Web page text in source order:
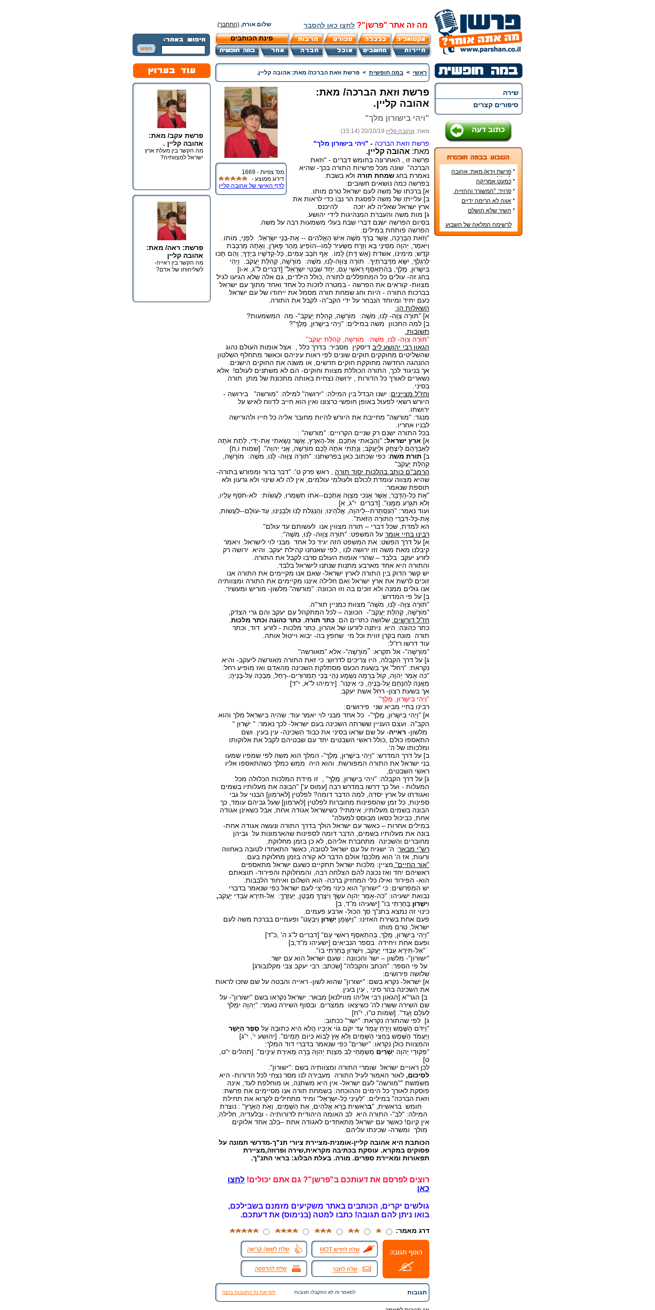
מה זה אתר "פרשן"? לחצו כאן להסבר שלום אורח, (התחבר)
פינת הכותבים
שירה
סיפורים קצרים
* פרשת וירא/ מאת: אהובה
קליין (c)
* כמעט אמריקה
* פרויד: "המשורר וההזייה.
מעשה היצירה בראי
הפסיכואנליזה".
* אווה לא הרימה ידיים
* השיר שלא הושלם
לרשימה המלאה של השבוע
ראשי > במה חופשית > פרשת וזאת הברכה/ מאת: אהובה קליין.
מס' צפיות - 1669
דירוג ממוצע -
לדף האישי של אהובה קליין
פרשת וזאת הברכה/ מאת:
אהובה קליין.
"ויהי בישורון מלך"
מאת: אהובה קליין 20/10/19 (15:14)
פרשת וזאת הברכה - "ויהי בישורון מלך"
מאת: אהובה קליין.
פרשה זו , האחרונה בחומש דברים - "וזאת
הברכה" שונה מכל פרשיות התורה בכך- שהיא
נאמרת בחג שמחת תורה ולא בשבת.
בפרשה כמה נושאים חשובים:
א] ברכתו של משה לעם ישראל טרם מותו.
ב] עלייתו של משה לפסגת הר נבו כדי לראות את
ארץ ישראל שאליה לא יזכה להיכנס.
ג] מות משה והעברת המנהיגות לידי יהושע.
בסיום הפרשה ישנם דברי שבח בעלי משמעות רבה על משה.
הפרשה פותחת במילים:
"וְזֹאת הַבְּרָכָה, אֲשֶׁר בֵּרַךְ מֹשֶׁה אִישׁ הָאֱלֹהִים -- אֶת-בְּנֵי יִשְׂרָאֵל: לִפְנֵי, מוֹתוֹ.
וַיֹּאמַר, יְהוָה מִסִּינַי בָּא וְזָרַח מִשֵּׂעִיר לָמוֹ--הוֹפִיעַ מֵהַר פָּארָן, וְאָתָה מֵרִבְבֹת
קֹדֶשׁ; מִימִינוֹ, אשדת (אֵשׁ דָּת) לָמוֹ. אַף חֹבֵב עַמִּים, כָּל-קְדֹשָׁיו בְּיָדֶךָ; וְהֵם תֻּכּוּ
לְרַגְלֶךָ, יִשָּׂא מִדַּבְּרֹתֶיךָ. תּוֹרָה צִווָּה-לָנוּ, מֹשֶׁה: מוֹרָשָׁה, קְהִלַּת יַעֲקֹב. וַיְהִי
בִישֻׁרוּן, מֶלֶךְ, בְּהִתְאַסֵּף רָאשֵׁי עָם, יַחַד שִׁבְטֵי יִשְׂרָאֵל" [דברים ל"ג, א-ו]
בחג זה- עולים כל המתפללים לתורה ,כולל הילדים, גם אלה שלא הגיעו לגיל
מצוות- קוראים את הפרשה - במטרה לזכות כל אחד ואחד מתוך עם ישראל
בברכות התורה - היות וחג שמחת תורה מסמל את ייחודו של עם ישראל
כעם יחיד ומיוחד הנבחר על ידי הקב"ה- לקבל את התורה.
השאלות הן:
א] "תּוֹרָה צִוָּה- לָנוּ, מֹשֶׁה: מוֹרָשָׁה, קְהִלַּת יַעֲקֹב"- מה המשמעות?
ב] למה התכוון משה במילים: "וַיְהִי בִישֻׁרוּן, מֶלֶךְ"?
תשובות.
"תּוֹרָה צִוָּה- לָנוּ, מֹשֶׁה: מוֹרָשָׁה, קְהִלַּת יַעֲקֹב"
הגאון רבי יהושע ליב דיסקין מסביר: בדרך כלל , אצל אומות העולם נהוג
שהשליטים מחוקקים חוקים שונים לפי ראות עיניהם וכאשר מתחלף השלטון
ההנהגה החדשה מחוקקת חוקים חדשים, או משנה את החוקים הישנים.
אך בניגוד לכך, התורה הכוללת מצוות וחוקים- הם לא משתנים לעולם! אלא
נשארים לאורך כל הדורות , ירושה נצחית באותה מתכונת של מתן תורה
בסיני.
וחז"ל מציינים: ישנו הבדל בין המילה: "ירושה" למילה: "מורשה" בירושה -
היורש רשאי לפעול באופן חופשי כרצונו ואין הוא חייב לדווח לאיש על
ירושתו.
מנגד: "מורשה" מחייבת את היורש להיות מחובר אליה כל חייו ולהורישה
לבניו אחריו.
בכל התורה ישנם רק שניים הקרויים: "מורשה" :
א] ארץ ישראל: "וְהֵבֵאתִי אֶתְכֶם, אֶל-הָאָרֶץ, אֲשֶׁר נָשָׂאתִי אֶת-יָדִי, לָתֵת אֹתָהּ
לְאַבְרָהָם לְיִצְחָק וּלְיַעֲקֹב; וְנָתַתִּי אֹתָהּ לָכֶם מוֹרָשָׁה, אֲנִי יְהוָה". [שמות ו,ח]
ב] תורת משה: כפי שכתוב כאן בפרשתנו: "תּוֹרָה צִוָּוה- לָנוּ, מֹשֶׁה: מוֹרָשָׁה,
קְהִלַּת יַעֲקֹב"
הרמב"ם כותב בהלכות יסוד תורה , ראש פרק ט': "דבר ברור ומפורש בתורה-
שהיא מצווה עומדת לכולם ולעולמי עולמים, אין לה לא שינוי ולא גרעון ולא
תוספת שנאמר:
"אֵת כָּל-הַדָּבָר, אֲשֶׁר אָנֹכִי מְצַוֶּה אֶתְכֶם--אֹתוֹ תִשְׁמְרוּ, לַעֲשׂוֹת: לֹא-תֹסֵף עָלָיו,
וְלֹא תִגְרַע מִמֶּנּוּ". [דברים י"ג, א]
ועוד נאמר: "הַנִּסְתָּרֹת--לַיהוָה, אֱלֹהֵינוּ; וְהַנִּגְלֹת לָנוּ וּלְבָנֵינוּ, עַד-עוֹלָם--לַעֲשׂוֹת,
אֶת-כָּל-דִּבְרֵי הַתּוֹרָה הַזֹּאת".
הא למדת, שכל דברי – תורה מצווין אנו לעשותם עד עולם"
רבינו בחיי אומר על המשפט: "תּוֹרָה צִוָּוה- לָנוּ, מֹשֶׁה":
א] על דרך הפשט: את המשפט הזה יגיד כל אחד מבני לוי לישראל. ויאמר
קיבלנו מאת משה וזו ירושה לנו , לפי שאנחנו קהילת יעקב. והיא ירושה רק
לזרע יעקב בלבד – שהרי אומות העולם סרבו לקבל את התורה.
והתורה היא אחד מארבע מתנות שנתנו לישראל בלבד.
יש קשר הדוק בין התורה לארץ ישראל- שאם אנו מקיימים את התורה אנו
זוכים לרשת את ארץ ישראל ואם חלילה איננו מקיימים את התורה ומצוותיה
אנו גולים ממנה ולא זוכים בה וזו הכוונה: "מורשה" מלשון- מוריש ומעשיר.
ב] על פי המדרש:
"תּוֹרָה צִוָּה- לָנוּ, מֹשֶׁה" מצוות כמניין תור"ה.
"מוֹרָשָׁה, קְהִלַּת יַעֲקֹב"- הכוונה – לכל המתקהל עם יעקב והם גרי הצדק,
חז"ל דורשים: שלושה כתרים הם: כתר תורה כתר כהונה וכתר מלכות
כתר כהונה: היא ניתנה לזרעו של אהרון, כתר מלכות - לזרע דוד, וכתר
תורה מונח בקרן זווית וכל מי שחפץ בה- יבוא וייטול אותה.
עוד דרשו רז"ל:
"מוֹרָשָׁה"- אל תקרא: "מוֹרָשָׁה"- אלא "מאורשה"
ג] על דרך הקבלה, היו צריכים לדרוש: כי זאת התורה מאורשה ליעקב- והיא
נקראת: "רחל" אך בשעת הכעס מסתלקת השכינה מהאדם ואז מופיע רחל:
"כֹּה אָמַר יְהוָה, קוֹל בְּרָמָה נִשְׁמָע נְהִי בְּכִי תַמְרוּרִים--רָחֵל, מְבַכָּה עַל-בָּנֶיהָ;
מֵאֲנָה לְהִנָּחֵם עַל-בָּנֶיהָ, כִּי אֵינֶנּוּ". [ירמיהו ל"א, י"ד]
אך בשעת רצון- רחל אשת יעקב.
"וַיְהִי בִישֻׁרוּן, מֶלֶךְ"
רבינו בחיי מביא שני פירושים:
א] "וַיְהִי בִישֻׁרוּן, מֶלֶךְ"- כל אחד מבני לוי יאמר עוד: שהיה בישראל מלך והוא
הקב"ה. ועצם העניין ששרתה השכינה בעם ישראל- לכך נאמר: " ישֻׁרוּן "
מלשון- ראייה- על שם שראו בסיני את כבוד השכינה- עין בעין. ושם
התאספו כולם ,כולל ראשי השבטים יחד עם שבטיהם לקבל את אלוקותו
ומלכותו של ה'.
ב] על דרך המדרש: "וַיְהִי בִישֻׁרוּן, מֶלֶךְ"- המלך הוא משה לפי שמפיו שמעו
בני ישראל את התורה המפורשת. והוא היה ממש כמלך כשהתאספו אליו
ראשי השבטים,
ג] על דרך הקבלה: "ויְהִי בִישֻׁרוּן, מֶלֶךְ" , זו מידת המלכות הכלולה מכל
המעלות - ועל כך דרשו במדרש רבה [עמוס ע'] "הבונה את מעלותיו בשמים
ואגודתו על ארץ יסדה, למה הדבר דומה? לפלטין [לארמון] הבנוי על גבי
ספינות, כל זמן שהספינות מחוברות לפלטין [לארמון] שעל גביהם עומד, כך
הבונה בשמים מעלותיו, אימתי? כשישראל אגודה אחת, אבל כשאינן אגודה
אחת, כביכול כסאו מבוסס למעלה"
במילים אחרות – כאשר עם ישראל הולך בדרך התורה ונעשה אגודה אחת-
בונה את מעלותיו בשמים, הדבר דומה לספינות שהארמונות על גביהן
מחוברים והשכינה מתחברת אליהם, לא כן בזמן מחלוקת.
רש"י מבאר: ה' ישגיח על עם ישראל לטובה, כאשר התאחדו לטובה באחווה
ורעות, אז ה' הוא מלכם! אולם הדבר לא קורה בזמן מחלוקת בעם.
"אור החיים" מציין: מלכות ישראל תתקיים כשעם ישראל מתאספים
ראשיהם יחד ואז נכונה להם הצלחה רבה, והמחלוקת והפירוד- תוצאתם
הוא- הפירוד ואילו כלי המחזיק ברכה- הוא השלום ואיחוד הלבבות.
יש המפרשים: כי "ישורון" הוא כינוי מליצי לעם ישראל כפי שנאמר בדברי
נבואת ישעיהו: "כֹּה-אָמַר יְהוָה עֹשֶׂךָ וְיֹצֶרְךָ מִבֶּטֶן, יַעְזְרֶךָּ: אַל-תִּירָא עַבְדִּי יַעֲקֹב,
וִישֻׁרוּן בָּחַרְתִּי בוֹ" [ישעיהו מ"ד, ב]
כינוי זה נמצא בתנ"ך סך הכול- ארבע פעמים.
פעם אחת בשירת האזינו: "וַיִּשְׁמַן יְשֻׁרוּן וַיִּבְעָט" ופעמיים בברכת משה לעם
ישראל, טרם מותו
"וַיְהִי בִישֻׁרוּן, מֶלֶךְ, בְּהִתְאַסֵּף רָאשֵׁי עָם" [דברים ל"ג ה' ,כ"ד]
ופעם אחת ויחידה בספר הנביאים [ישעיהו מ"ד,ב]
"אַל-תִּירָא עַבְדִּי יַעֲקֹב, וִישֻׁרוּן בָּחַרְתִּי בוֹ".
"ישורון"- מלשון – ישר והכוונה : שעם ישראל הוא עם ישר.
על פי הספר: "הכתב והקבלה" [שכתב: רבי יעקב צבי מקלנבורג]
שלושה פירושים:
א] ישראל- נקרא בשם: "ישורון" שהוא לשון- ראייה והבטה על שם שזכו לראות
את השכינה בהר סיני , עין בעין.
ב] הגר"א [הגאון רבי אליהו מווילנא] מבאר: ישראל נקראו בשם "ישורון"- על
שם השירה ששרו לה' כשיצאו ממצרים. ובסוף השירה נאמר: "יְהוָה יִמְלֹךְ
לְעֹלָם וָעֶד". [שמות ט"ו, י"ח]
ג] לפי שהתורה נקראת: "ישר" ככתוב:
"וַיִּדֹּם הַשֶּׁמֶשׁ וְיָרֵחַ עָמָד עַד יִקֹּם גּוֹי אֹיְבָיו הֲלֹא הִיא כְתוּבָה עַל סֵפֶר הַיָּשָׁר
וַיַּעֲמֹד הַשֶּׁמֶשׁ בַּחֲצִי הַשָּׁמַיִם וְלֹא אָץ לָבוֹא כְּיוֹם תָּמִים". [יהושע י', י"ג]
והמצוות כולן נקראו: "ישרים" כפי שנאמר בדברי דוד המלך:
"פִּקּוּדֵי יְהוָה יְשָׁרִים מְשַׂמְּחֵי לֵב מִצְוַת יְהוָה בָּרָה מְאִירַת עֵינָיִם". [תהלים י"ט,
ט]
לכן ראויים ישראל שומרי התורה ומצוותיה בשם :"ישורון".
לסיכום, לאור האמור לעיל התורה מעבירה לנו מסר נצחי לכל הדורות- היא
משמשת ""מורשה" לעם ישראל- אין היא משתנה, או מוחלפת לעד, אינה
פוסקת לאורך כל הימים וההוכחה: בשמחת תורה אנו מסיימים את פרשת:
וזאת הברכה" במילים: "לְעֵינֵי כָּל-יִשְׂרָאֵל" ומיד מתחילים לקרוא את תחילת
חומש בראשית, "בראשית בָּרָא אֱלֹהִים, אֵת הַשָּׁמַיִם, וְאֵת הָאָרֶץ" : נוצרת
המילה: "לב"- התורה היא לב האומה היהודית לדורותיה - ובלעדיה, חלילה,
אין קיום! כאשר עם ישראל מתאחדים לאגודה אחת –בלב אחד אלוקים
מולך ומשרה- שכינתו עליהם.
הכותבת היא אהובה קליין-אומנית-מציירת ציורי תנ"ך-מדרשי תמונה על
פסוקים במקרא. עוסקת בכתיבה מקראית,שירה ופרוזה,מציירת
תפאורות ומאיירת ספרים. מורה. בעלת הבלוג: בראי התנ"ך.
רוצים לפרסם את דעותכם ב"פרשן"? גם אתם יכולים! לחצו
כאן
גולשים יקרים, הכותבים באתר משקיעים מזמנם בשבילכם,
בואו ניתן להם תגובה! כתבו למטה (בנימוס) את דעתכם.
דרג מאמר:
תגובות למאמר זה לא התקבלו תגובות לקריאת כל התגובות ברצף
פרשת עקב/ מאת:
אהובה קליין .
מה הקשר בין מעלת ארץ
ישראל למצוותיה?
פרשת: ראה/ מאת:
אהובה קליין
מה הקשר בין ראייה-
לשליחותו של אדם?